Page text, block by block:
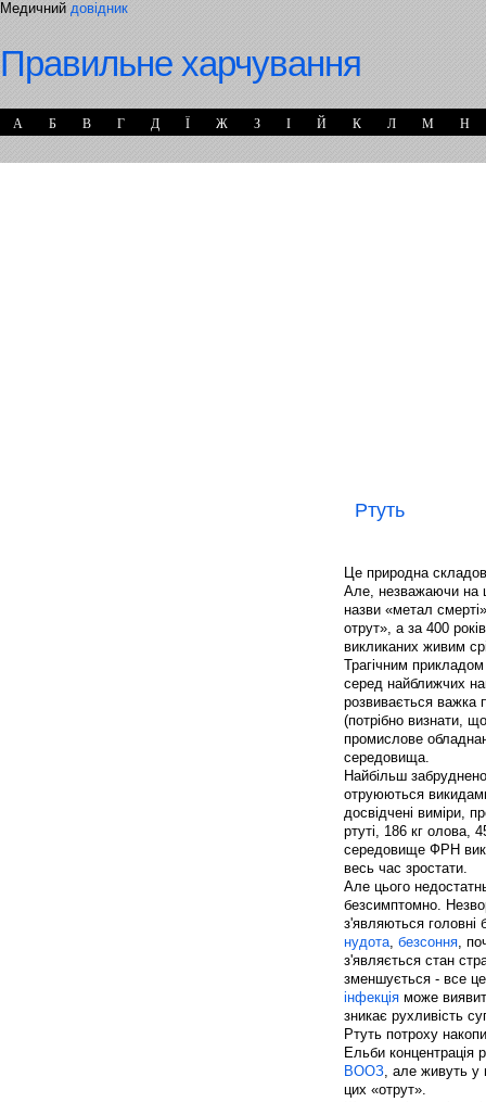
Медичний довідник
Правильне харчування
А Б В Г Д Ї Ж З І Й К Л М Н
Ртуть
Це природна
Але, незважаючи на
назви «метал
отрут», а за 400
викликаних живим
Трагічним
серед найближчих
розвивається важка
(потрібно визнати,
промислове
середовища.
Найбільш
отруюються
досвідчені виміри,
ртуті, 186 кг олова,
середовище ФРН
весь час зростати.
Але цього
безсимптомно.
з'являються головні
нудота, безсоння,
з'являється стан
зменшується - все це
інфекція може
зникає рухливість
Ртуть потроху
Ельби концентрація
ВООЗ, але живуть у
цих «отрут».